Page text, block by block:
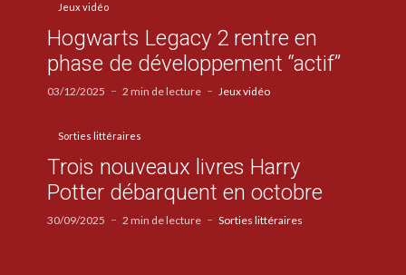
Jeux vidéo
Hogwarts Legacy 2 rentre en
phase de développement “actif”
03/12/2025 2 min de lecture Jeux vidéo
Sorties littéraires
Trois nouveaux livres Harry
Potter débarquent en octobre
30/09/2025 2 min de lecture Sorties littéraires